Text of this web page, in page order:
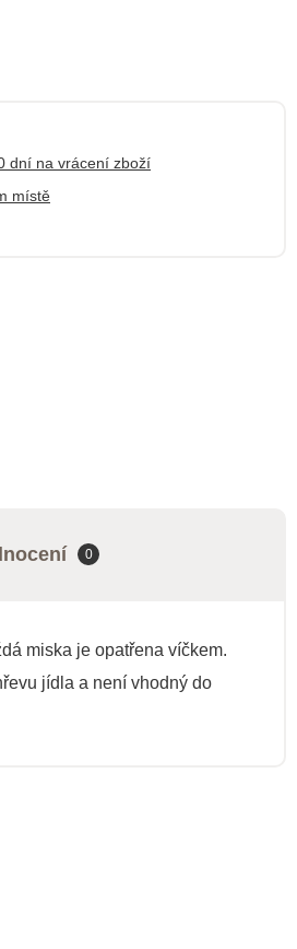
dní na vrácení zboží
místě
0
miska je opatřena víčkem.
jídla a není vhodný do